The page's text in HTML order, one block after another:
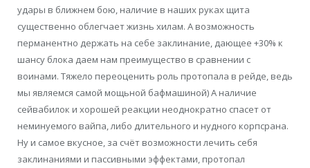
удары в ближнем бою, наличие в наших руках щита
существенно облегчает жизнь хилам. А возможность
перманентно держать на себе заклинание, дающее +30% к
шансу блока даем нам преимущество в сравнении с
воинами. Тяжело переоценить роль протопала в рейде, ведь
мы являемся самой мощьной бафмашиной) А наличие
сейвабилок и хорошей реакции неоднократно спасет от
неминуемого вайпа, либо длительного и нудного корпсрана.
Ну и самое вкусное, за счёт возможности лечить себя
заклинаниями и пассивными эффектами, протопал